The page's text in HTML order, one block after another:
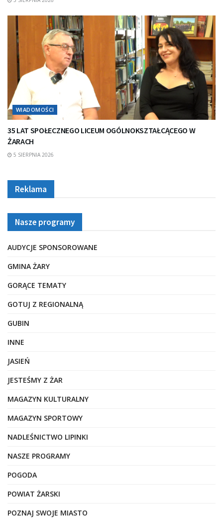
WIADOMOŚCI
35 LAT SPOŁECZNEGO LICEUM OGÓLNOKSZTAŁCĄCEGO W
ŻARACH
5 SIERPNIA 2026
Reklama
Nasze programy
AUDYCJE SPONSOROWANE
GMINA ŻARY
GORĄCE TEMATY
GOTUJ Z REGIONALNĄ
GUBIN
INNE
JASIEŃ
JESTEŚMY Z ŻAR
MAGAZYN KULTURALNY
MAGAZYN SPORTOWY
NADLEŚNICTWO LIPINKI
NASZE PROGRAMY
POGODA
POWIAT ŻARSKI
POZNAJ SWOJE MIASTO